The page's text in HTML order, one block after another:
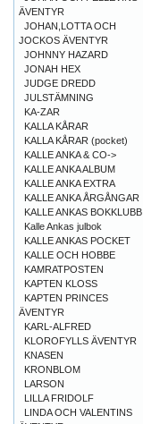
ÄVENTYR
JOHAN,LOTTA OCH
JOCKOS ÄVENTYR
JOHNNY HAZARD
JONAH HEX
JUDGE DREDD
JULSTÄMNING
KA-ZAR
KALLA KÅRAR
KALLA KÅRAR (pocket)
KALLE ANKA & CO->
KALLE ANKA ALBUM
KALLE ANKA EXTRA
KALLE ANKA ÅRGÅNGAR
KALLE ANKAS BOKKLUBB
Kalle Ankas julbok
KALLE ANKAS POCKET
KALLE OCH HOBBE
KAMRATPOSTEN
KAPTEN KLOSS
KAPTEN PRINCES
ÄVENTYR
KARL-ALFRED
KLOROFYLLS ÄVENTYR
KNASEN
KRONBLOM
LARSON
LILLA FRIDOLF
LINDA OCH VALENTINS